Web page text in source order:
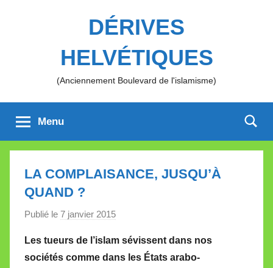
DÉRIVES
HELVÉTIQUES
(Anciennement Boulevard de l'islamisme)
Menu
LA COMPLAISANCE, JUSQU’À
QUAND ?
Publié le 7 janvier 2015
r
M
Les tueurs de l’islam sévissent dans nos
sociétés comme dans les États arabo-